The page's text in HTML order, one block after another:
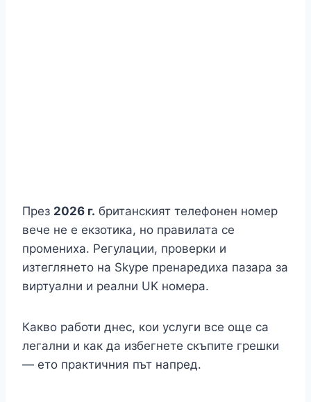
През 2026 г. британският телефонен номер
вече не е екзотика, но правилата се
промениха. Регулации, проверки и
изтеглянето на Skype пренаредиха пазара за
виртуални и реални UK номера.
Какво работи днес, кои услуги все още са
легални и как да избегнете скъпите грешки
— ето практичния път напред.